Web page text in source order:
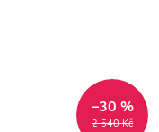
2 540 Kč
–30 %